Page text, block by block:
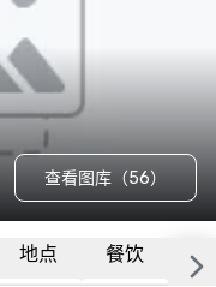
查看图库（56）
地点 餐饮 隶